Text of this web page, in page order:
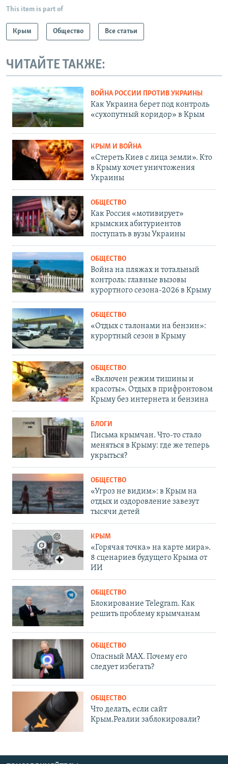
This item is part of
Крым Общество Все статьи
ЧИТАЙТЕ ТАКЖЕ:
ВОЙНА РОССИИ ПРОТИВ УКРАИНЫ
Как Украина берет под контроль
«сухопутный коридор» в Крым
КРЫМ И ВОЙНА
«Стереть Киев с лица земли». Кто
в Крыму хочет уничтожения
Украины
ОБЩЕСТВО
Как Россия «мотивирует»
крымских абитуриентов
поступать в вузы Украины
ОБЩЕСТВО
Война на пляжах и тотальный
контроль: главные вызовы
курортного сезона-2026 в Крыму
ОБЩЕСТВО
«Отдых с талонами на бензин»:
курортный сезон в Крыму
ОБЩЕСТВО
«Включен режим тишины и
красоты». Отдых в прифронтовом
Крыму без интернета и бензина
БЛОГИ
Письма крымчан. Что-то стало
меняться в Крыму: где же теперь
укрыться?
ОБЩЕСТВО
«Угроз не видим»: в Крым на
отдых и оздоровление завезут
тысячи детей
КРЫМ
«Горячая точка» на карте мира».
8 сценариев будущего Крыма от
ИИ
ОБЩЕСТВО
Блокирование Telegram. Как
решить проблему крымчанам
ОБЩЕСТВО
Опасный MAX. Почему его
следует избегать?
ОБЩЕСТВО
Что делать, если сайт
Крым.Реалии заблокировали?